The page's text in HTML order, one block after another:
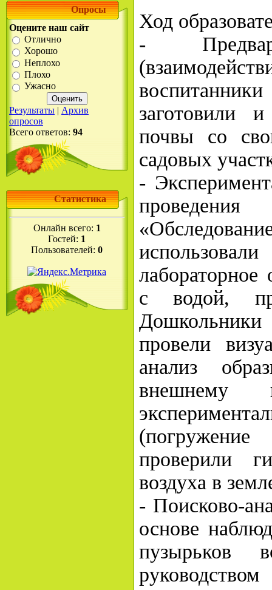
Опросы
Оцените наш сайт
Отлично
Хорошо
Неплохо
Плохо
Ужасно
Результаты | Архив
опросов
Всего ответов: 94
Статистика
Онлайн всего: 1
Гостей: 1
Пользователей: 0
Ход
-
заготовили
почвы со
садовых
-
лабораторное
с водой,
провели
анализ
проверили
воздуха в
- Поисково-
основе
пузырьков